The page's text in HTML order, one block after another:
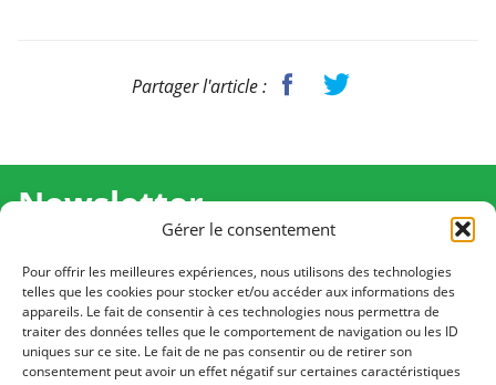
Gérer le consentement
Pour offrir les meilleures expériences, nous utilisons des technologies
telles que les cookies pour stocker et/ou accéder aux informations des
appareils. Le fait de consentir à ces technologies nous permettra de
traiter des données telles que le comportement de navigation ou les ID
uniques sur ce site. Le fait de ne pas consentir ou de retirer son
consentement peut avoir un effet négatif sur certaines caractéristiques
Partager l'article :
Newsletter
Recevez l'actualité de Ma Chance Moi Aussi pour en
savoir plus sur nos temps forts et nos résultats.
Cliquez pour vous inscrire